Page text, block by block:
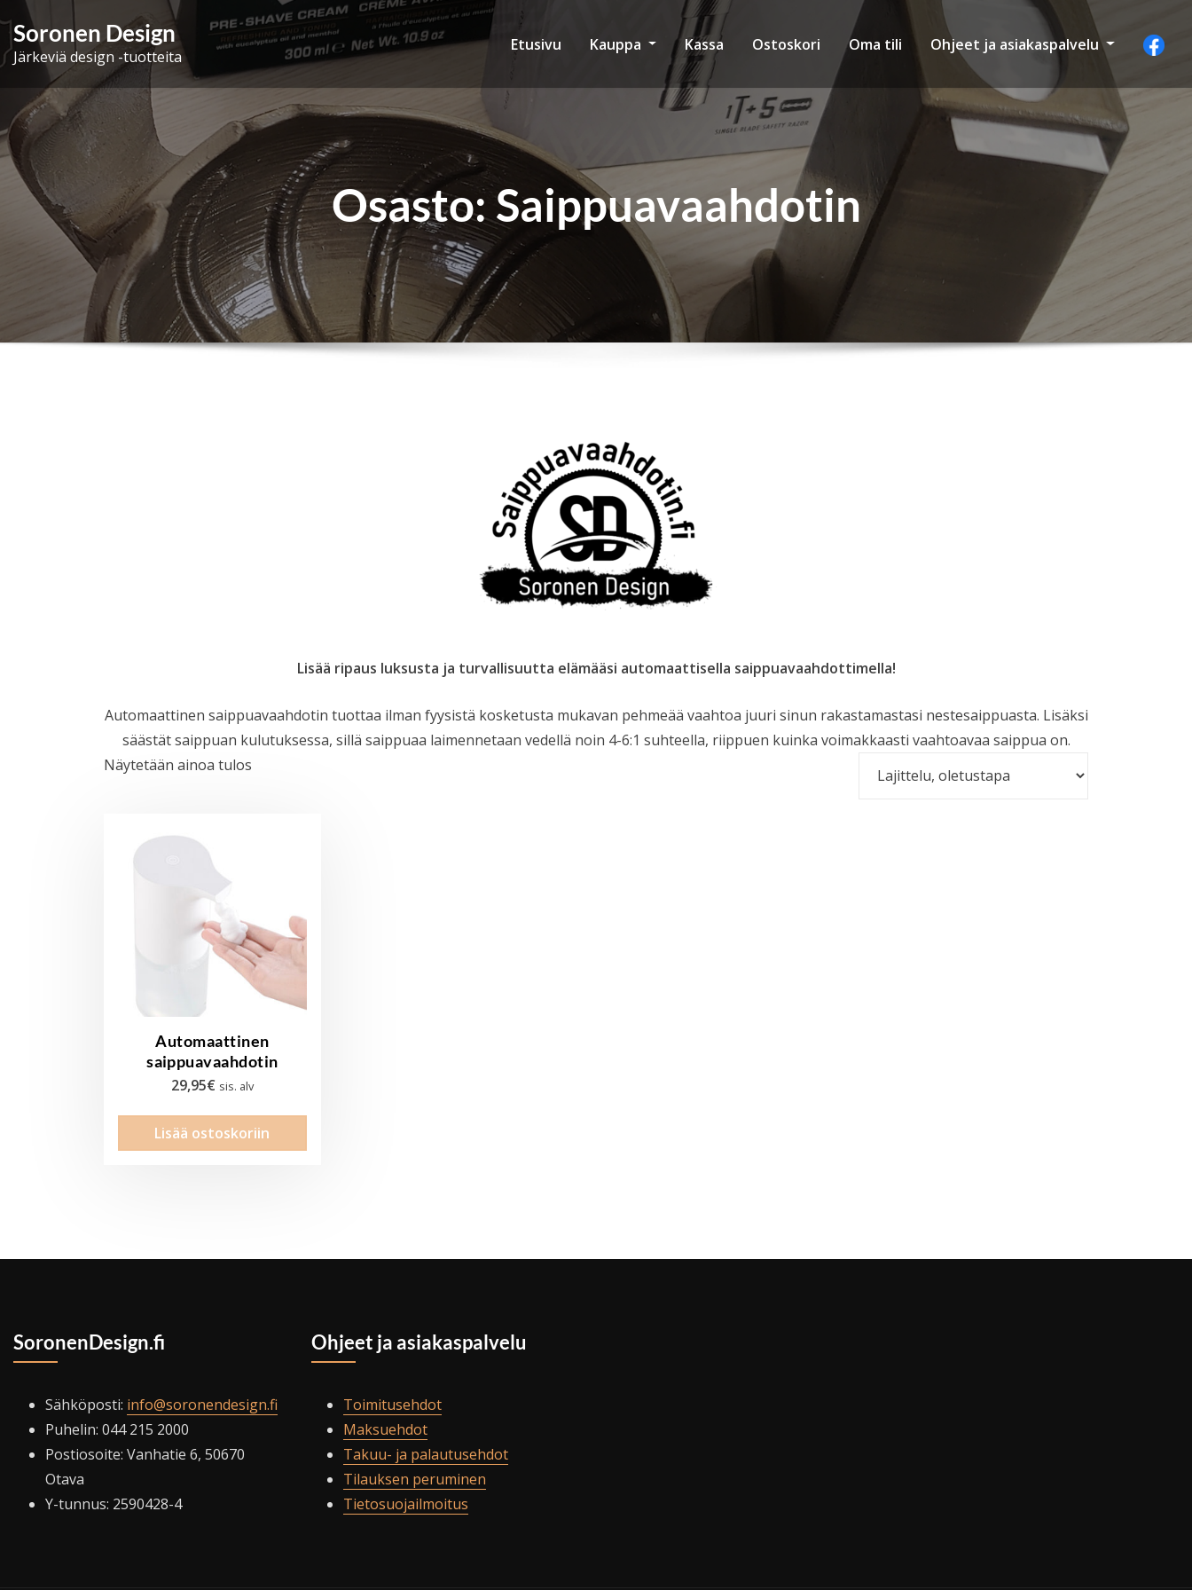
content
Soronen Design
Järkeviä design -tuotteita
Etusivu Kauppa Kassa Ostoskori Oma tili Ohjeet ja asiakaspalvelu
Osasto:Saippuavaahdotin
Lisää ripaus luksusta ja turvallisuutta elämääsi automaattisella saippuavaahdottimella!
Automaattinen saippuavaahdotin tuottaa ilman fyysistä kosketusta mukavan pehmeää vaahtoa juuri sinun rakastamastasi nestesaippuasta. Lisäksi
säästät saippuan kulutuksessa, sillä saippuaa laimennetaan vedellä noin 4-6:1 suhteella, riippuen kuinka voimakkaasti vaahtoavaa saippua on.
Näytetään ainoa tulos
Automaattinen
saippuavaahdotin
29,95€ sis. alv
Lisää ostoskoriin
SoronenDesign.fi
Sähköposti: info@soronendesign.fi
Puhelin: 044 215 2000
Postiosoite: Vanhatie 6, 50670
Otava
Y-tunnus: 2590428-4
Ohjeet ja asiakaspalvelu
Toimitusehdot
Maksuehdot
Takuu- ja palautusehdot
Tilauksen peruminen
Tietosuojailmoitus